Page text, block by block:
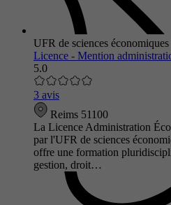
UFR de sciences
Licence - Mention
5.0
3 avis
Reims 51100
La Licence Administration
par l'UFR de sciences
offre une formation
gestion, droit…